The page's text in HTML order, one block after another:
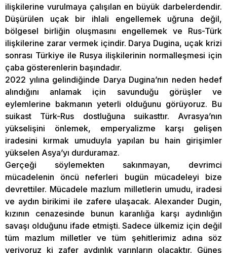
ilişkilerine vurulmaya çalışılan en büyük darbelerdendir.
Düşürülen uçak bir ihlali engellemek uğruna değil,
bölgesel birliğin oluşmasını engellemek ve Rus-Türk
ilişkilerine zarar vermek içindir. Darya Dugina, uçak krizi
sonrası Türkiye ile Rusya ilişkilerinin normalleşmesi için
çaba gösterenlerin başındadır.
2022 yılına gelindiğinde Darya Dugina’nın neden hedef
alındığını anlamak için savunduğu görüşler ve
eylemlerine bakmanın yeterli olduğunu görüyoruz. Bu
suikast Türk-Rus dostluğuna suikasttır. Avrasya’nın
yükselişini önlemek, emperyalizme karşı gelişen
iradesini kırmak umuduyla yapılan bu hain girişimler
yükselen Asya’yı durduramaz.
Gerçeği söylemekten sakınmayan, devrimci
mücadelenin öncü neferleri bugün mücadeleyi bize
devrettiler. Mücadele mazlum milletlerin umudu, iradesi
ve aydın birikimi ile zafere ulaşacak. Alexander Dugin,
kızının cenazesinde bunun karanlığa karşı aydınlığın
savaşı olduğunu ifade etmişti. Sadece ülkemiz için değil
tüm mazlum milletler ve tüm şehitlerimiz adına söz
veriyoruz ki zafer aydınlık yarınların olacaktır. Güneş